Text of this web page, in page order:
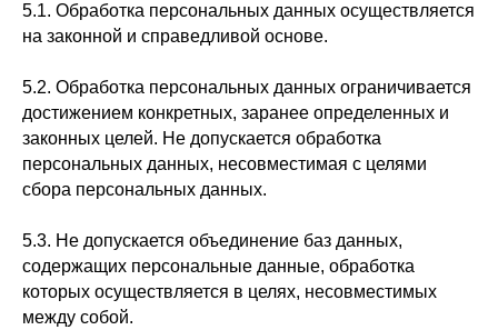
5.1. Обработка персональных данных осуществляется
на законной и справедливой основе.
5.2. Обработка персональных данных ограничивается
достижением конкретных, заранее определенных и
законных целей. Не допускается обработка
персональных данных, несовместимая с целями
сбора персональных данных.
5.3. Не допускается объединение баз данных,
содержащих персональные данные, обработка
которых осуществляется в целях, несовместимых
между собой.